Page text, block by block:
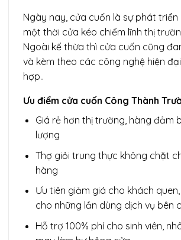
Ngày nay, cửa cuốn là sự phát triển
một thời cửa kéo chiếm lĩnh thị
Ngoài kế thừa thì cửa cuốn cũng
và kèm theo các công nghệ hiện
hợp..
Ưu điểm cửa cuốn Công Thành
Giá rẻ hơn thị trường, hàng đảm
lượng
Thợ giỏi trung thực không chặt
hàng
Ưu tiên giảm giá cho khách
cho những lần dùng dịch vụ bên
Hỗ trợ 100% phí cho sinh viên,